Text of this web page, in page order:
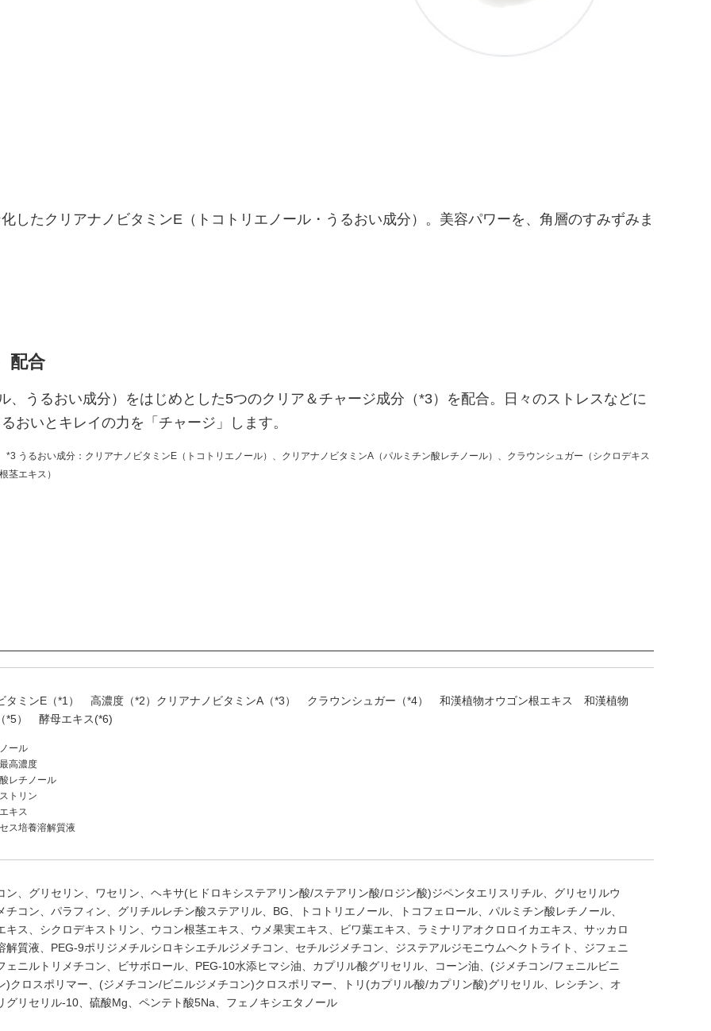
したクリアナノビタミンE（トコトリエノール・うるおい成分）。美容パワーを、角層のすみずみま
配合
、うるおい成分）をはじめとした5つのクリア＆チャージ成分（*3）を配合。日々のストレスなどに
おいとキレイの力を「チャージ」します。
*3 うるおい成分：クリアナノビタミンE（トコトリエノール）、クリアナノビタミンA（パルミチン酸レチノール）、クラウンシュガー（シクロデキス
茎エキス）
タミンE（*1） 高濃度（*2）クリアナノビタミンA（*3） クラウンシュガー（*4） 和漢植物オウゴン根エキス
和漢植物
）
酵母エキス(*6)
ール
高濃度
レチノール
トリン
キス
ス培養溶解質液
ン、グリセリン、ワセリン、ヘキサ(ヒドロキシステアリン酸/ステアリン酸/ロジン酸)ジペンタエリスリチル、グリセリルウ
チコン、パラフィン、グリチルレチン酸ステアリル、BG、トコトリエノール、トコフェロール、パルミチン酸レチノール、
キス、シクロデキストリン、ウコン根茎エキス、ウメ果実エキス、ビワ葉エキス、ラミナリアオクロロイカエキス、サッカロ
解質液、PEG-9ポリジメチルシロキシエチルジメチコン、セチルジメチコン、ジステアルジモニウムヘクトライト、ジフェニ
ェニルトリメチコン、ビサボロール、PEG-10水添ヒマシ油、カプリル酸グリセリル、コーン油、(ジメチコン/フェニルビニ
)クロスポリマー、(ジメチコン/ビニルジメチコン)クロスポリマー、トリ(カプリル酸/カプリン酸)グリセリル、レシチン、オ
グリセリル-10、硫酸Mg、ペンテト酸5Na、フェノキシエタノール